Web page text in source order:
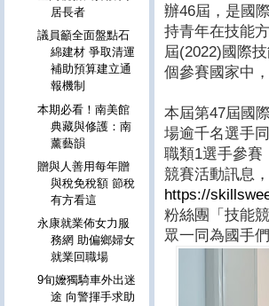
辦46屆，是國
持青年在技能
屆(2022)國際
個參賽國家中
本屆第47屆國
場逾千名選手
職類1選手參賽
競賽活動訊息
https://
粉絲團「技能
眾一同為國手
居長者
議員籲全面盤點石
綿建材 爭取清運
補助預算建立通
報機制
本期必看！南美館
典藏與修護：南
薰藝韻
贈與人善用每年贈
與稅免稅額 節稅
有方看這
永康就業佈女力服
務網 助偏鄉婦女
就業回職場
9旬嬤獨騎車外出迷
途 向警揮手求助